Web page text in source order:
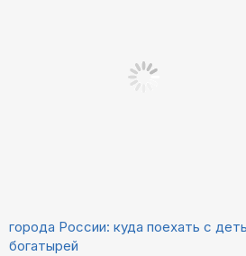
города России: куда поехать с
богатырей